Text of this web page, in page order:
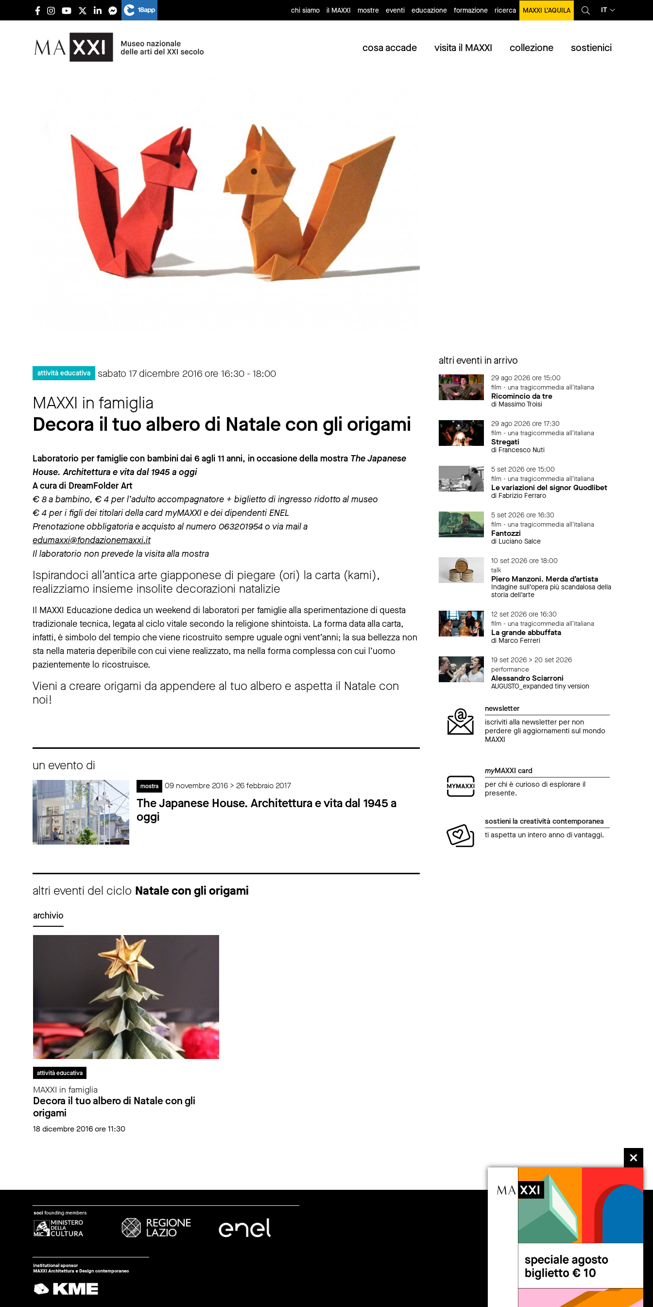
chi siamo il MAXXI mostre eventi educazione formazione ricerca MAXXI L’AQUILA IT
cosa accade visita il MAXXI collezione sostienici
attività educativa sabato 17 dicembre 2016 ore 16:30 - 18:00
MAXXI in famiglia
Decora il tuo albero di Natale con gli origami
Laboratorio per famiglie con bambini dai 6 agli 11 anni, in occasione della mostra The Japanese
House. Architettura e vita dal 1945 a oggi
A cura di DreamFolder Art
€ 8 a bambino, € 4 per l’adulto accompagnatore + biglietto di ingresso ridotto al museo
€ 4 per i figli dei titolari della card myMAXXI e dei dipendenti ENEL
Prenotazione obbligatoria e acquisto al numero 063201954 o via mail a
edumaxxi@fondazionemaxxi.it
Il laboratorio non prevede la visita alla mostra
Ispirandoci all’antica arte giapponese di piegare (ori) la carta (kami),
realizziamo insieme insolite decorazioni natalizie
Il MAXXI Educazione dedica un weekend di laboratori per famiglie alla sperimentazione di questa
tradizionale tecnica, legata al ciclo vitale secondo la religione shintoista. La forma data alla carta,
infatti, è simbolo del tempio che viene ricostruito sempre uguale ogni vent’anni; la sua bellezza non
sta nella materia deperibile con cui viene realizzato, ma nella forma complessa con cui l’uomo
pazientemente lo ricostruisce.
Vieni a creare origami da appendere al tuo albero e aspetta il Natale con
noi!
un evento di
mostra 09 novembre 2016 > 26 febbraio 2017
The Japanese House. Architettura e vita dal 1945 a
oggi
altri eventi del ciclo Natale con gli origami
archivio
attività educativa
MAXXI in famiglia
Decora il tuo albero di Natale con gli
origami
18 dicembre 2016 ore 11:30
altri eventi in arrivo
29 ago 2026 ore 15:00
film - una tragicommedia all'italiana
Ricomincio da tre
di Massimo Troisi
29 ago 2026 ore 17:30
film - una tragicommedia all'italiana
Stregati
di Francesco Nuti
5 set 2026 ore 15:00
film - una tragicommedia all'italiana
Le variazioni del signor Quodlibet
di Fabrizio Ferraro
5 set 2026 ore 16:30
film - una tragicommedia all'italiana
Fantozzi
di Luciano Salce
10 set 2026 ore 18:00
talk
Piero Manzoni. Merda d’artista
Indagine sull’opera più scandalosa della
storia dell’arte
12 set 2026 ore 16:30
film - una tragicommedia all'italiana
La grande abbuffata
di Marco Ferreri
19 set 2026 > 20 set 2026
performance
Alessandro Sciarroni
AUGUSTO_expanded tiny version
newsletter
iscriviti alla newsletter per non
perdere gli aggiornamenti sul mondo
MAXXI
myMAXXI card
per chi è curioso di esplorare il
presente.
sostieni la creatività contemporanea
ti aspetta un intero anno di vantaggi.
seguici